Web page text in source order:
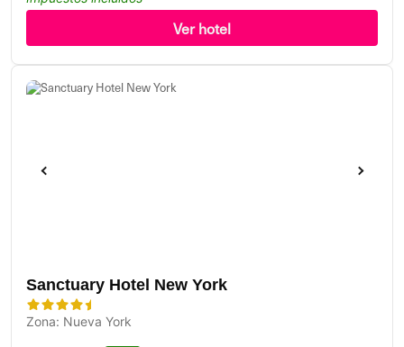
Ver hotel
Sanctuary Hotel New York
Zona: Nueva York